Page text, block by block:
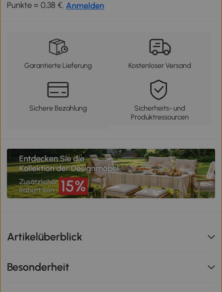
Punkte = 0,38 €. Anmelden
Garantierte Lieferung Kostenloser Versand
Sichere Bezahlung
Sicherheits- und
Produktressourcen
Artikelüberblick
Besonderheit